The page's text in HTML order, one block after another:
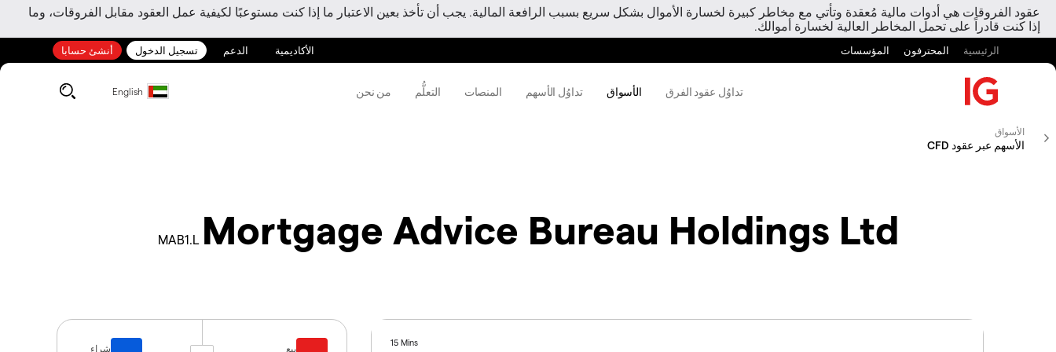
عقود الفروقات هي أدوات مالية مُعقدة وتأتي مع مخاطر كبيرة لخسارة الأموال بشكل سريع بسبب الرافعة المالية. يجب أن تأخذ بعين الاعتبار ما إذا كنت مستوعبًا لكيفية عمل العقود مقابل الفروقات، وما
إذا كنت قادراً على تحمل المخاطر العالية لخسارة أموالك.
الرئيسية المحترفون المؤسسات الأكاديمية الدعم تسجيل الدخول أنشئ حسابا
تداوُل عقود الفرق الأسواق تداوُل الأسهم المنصات التعلُّم من نحن English
الأسواق
الأسهم عبر عقود CFD
Mortgage Advice Bureau Holdings Ltd
MAB1.L
بيع شراء
15 Mins